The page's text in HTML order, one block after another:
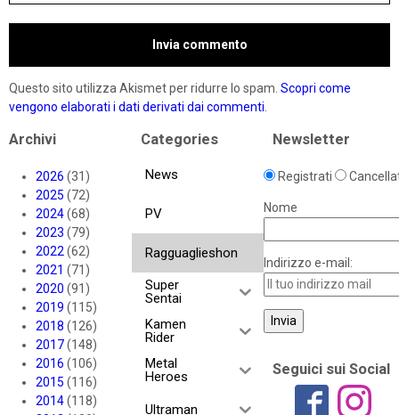
Questo sito utilizza Akismet per ridurre lo spam. Scopri come
vengono elaborati i dati derivati dai commenti.
Archivi
2026 (31)
2025 (72)
2024(68)
2023 (79)
2022(62)
2021 (71)
2020 (91)
2019 (115)
2018 (126)
2017(148)
2016 (106)
2015 (116)
2014(118)
Categories
News
PV
Ragguaglieshon
Super
Sentai
Kamen
Rider
Metal
Heroes
Ultraman
Newsletter
Registrati
Nome
Indirizzo e-mail:
Seguici sui Social